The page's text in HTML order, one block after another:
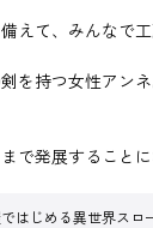
えて、みんな
を持つ女性ア
まで発展すること
はじめる異世界スロ